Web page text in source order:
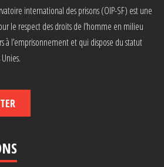
international des prisons (OIP-SF) est une
le respect des droits de l’homme en milieu
à l’emprisonnement et qui dispose du statut